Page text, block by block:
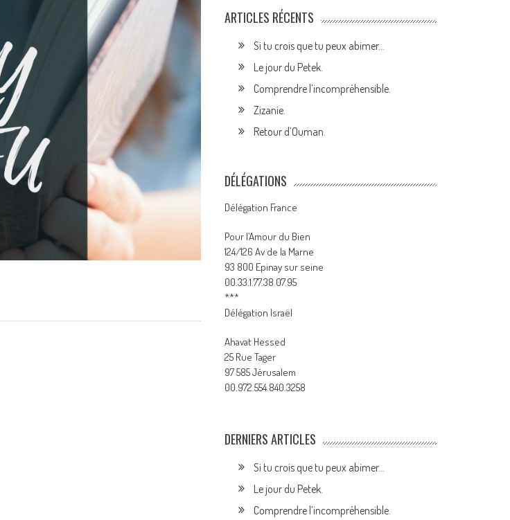
ARTICLES RÉCENTS
Si tu crois que tu peux abimer…
Le jour du Petek.
Comprendre l’incompréhensible.
Zizanie.
Retour d’Ouman.
DÉLÉGATIONS
Délégation France
Pour l’Amour du Bien
124/126 Av de la Marne
93 800 Epinay sur seine
00.33.1.77.38.07.95
***
Délégation Israël
Ahavat Hessed
25 Rue Tager
97 585 Jérusalem
00.972.554.840.3258
DERNIERS ARTICLES
Si tu crois que tu peux abimer…
Le jour du Petek.
Comprendre l’incompréhensible.